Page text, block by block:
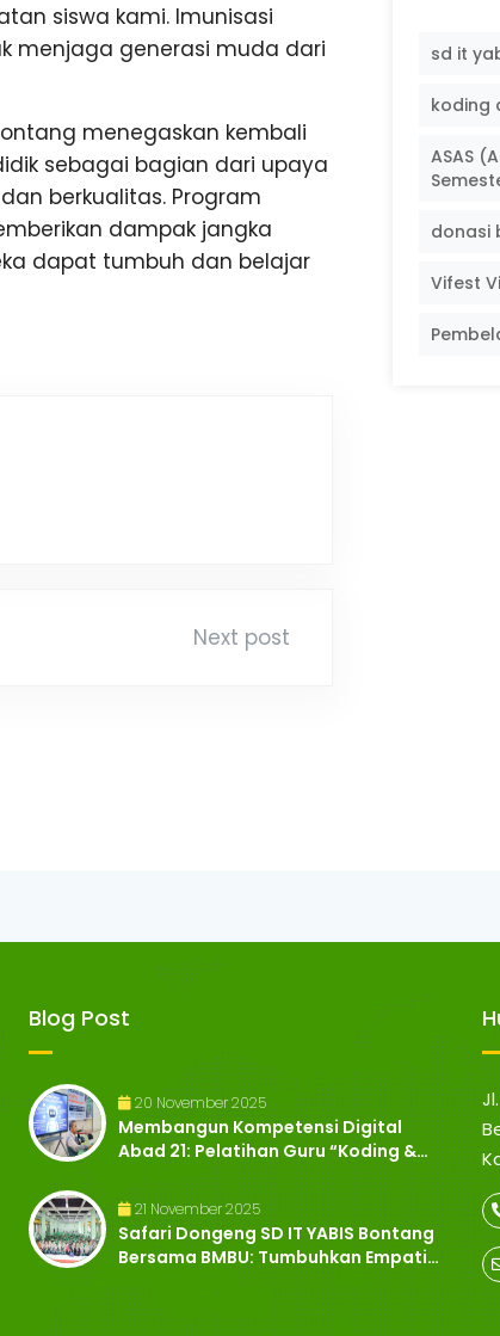
siswa kami. Imunisasi
menjaga generasi muda dari
menegaskan kembali
sebagai bagian dari upaya
berkualitas. Program
dampak jangka
dapat tumbuh dan belajar
Next post
sd it
koding
ASAS
donasi
Vifest
Blog Post
20 November 2025
Membangun Kompetensi Digital
Abad 21: Pelatihan Guru “Koding &
Kecer..
21 November 2025
Safari Dongeng SD IT YABIS Bontang
Bersama BMBU: Tumbuhkan Empati